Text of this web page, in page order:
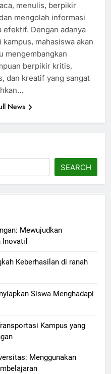
menulis, berpikir
mengolah informasi
efektif. Dengan adanya
kampus, mahasiswa akan
mengembangkan
berpikir kritis,
dan kreatif yang sangat
News
SEARCH
Mewujudkan
Inovatif
Keberhasilan di ranah
Siswa Menghadapi
Kampus yang
Menggunakan